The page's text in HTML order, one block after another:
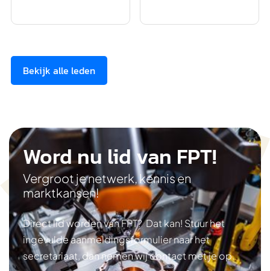
Bekijk alle leden
Word nu lid van FPT!
Vergroot je netwerk, kennis en
marktkansen!
Direct lid worden van FPT? Dat kan! Stuur het
ingevulde aanmeldingsformulier naar het
secretariaat, dan nemen wij contact met je op.